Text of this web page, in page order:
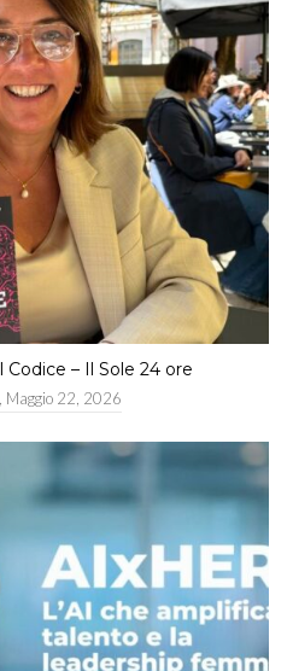
Codice – Il Sole 24 ore
Maggio 22, 2026